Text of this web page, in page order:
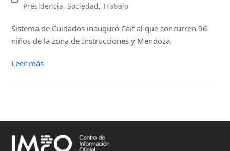
Presidencia, Sociedad,Trabajo
Sistema de Cuidados inauguró Caif al que concurren 96
niños de la zona de Instrucciones y Mendoza.
Leer más